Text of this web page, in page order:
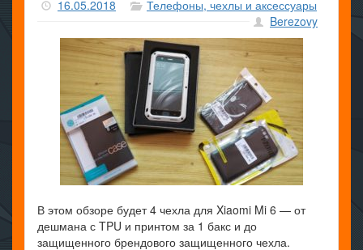
16.05.2018
Телефоны, чехлы и аксессуары
Berezovy
В этом обзоре будет 4 чехла для Xiaomi Mi 6 — от
дешмана с TPU и принтом за 1 бакс и до
защищенного брендового защищенного чехла.